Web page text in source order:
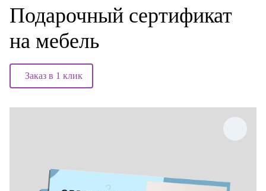
Подарочный сертификат
на мебель
Заказ в 1 клик